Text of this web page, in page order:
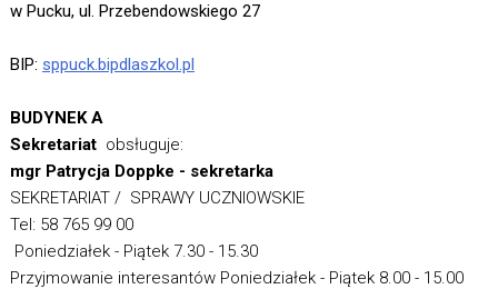
w Pucku, ul. Przebendowskiego 27
BIP: sppuck.bipdlaszkol.pl
BUDYNEK A
Sekretariat obsługuje:
mgr Patrycja Doppke - sekretarka
SEKRETARIAT / SPRAWY UCZNIOWSKIE
Tel: 58 765 99 00
Poniedziałek - Piątek 7.30 - 15.30
Przyjmowanie interesantów Poniedziałek - Piątek 8.00 - 15.00